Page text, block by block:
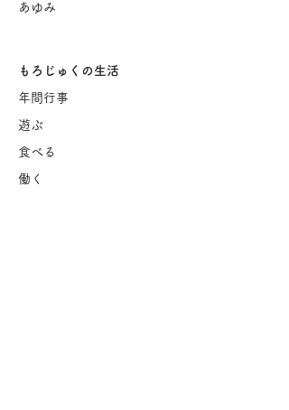
あゆみ
もろじゅくの生活
年間行事
遊ぶ
食べる
働く